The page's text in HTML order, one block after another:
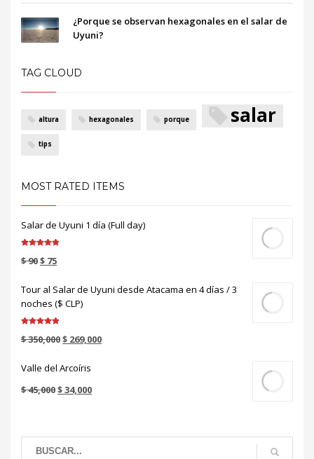
¿Porque se observan hexagonales en el salar de
Uyuni?
TAG CLOUD
altura hexagonales porque salar
tips
MOST RATED ITEMS
Salar de Uyuni 1 día (Full day)
5.00de 5
$90$ 75
Tour al Salar de Uyuni desde Atacama en 4 días / 3
noches ($ CLP)
5.00de 5
$350,000$ 269,000
Valle del Arcoíris
$45,000$34,000